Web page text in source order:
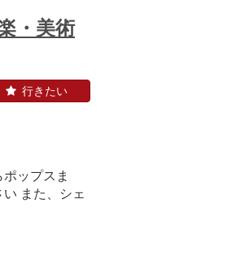
・美術
ップスま
また、シェ